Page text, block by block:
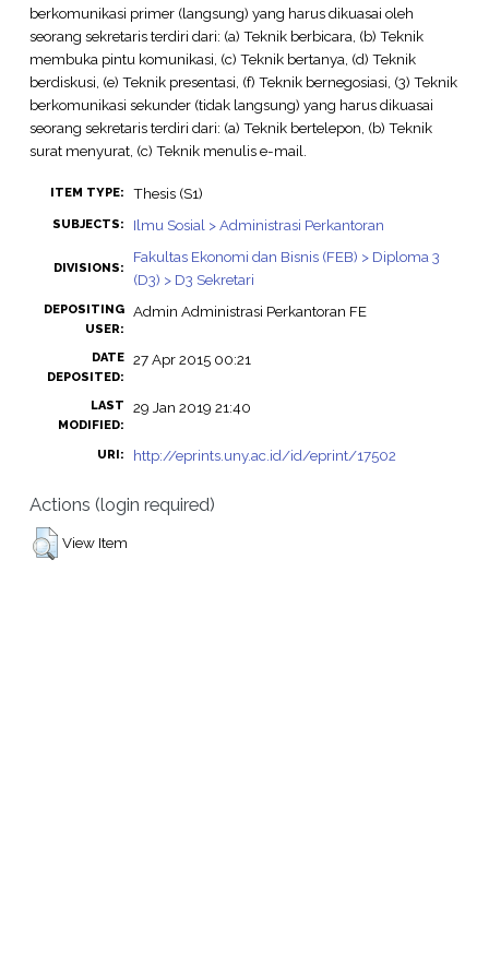
berkomunikasi primer (langsung) yang harus dikuasai oleh
seorang sekretaris terdiri dari: (a) Teknik berbicara, (b) Teknik
membuka pintu komunikasi, (c) Teknik bertanya, (d) Teknik
berdiskusi, (e) Teknik presentasi, (f) Teknik bernegosiasi, (3) Teknik
berkomunikasi sekunder (tidak langsung) yang harus dikuasai
seorang sekretaris terdiri dari: (a) Teknik bertelepon, (b) Teknik
surat menyurat, (c) Teknik menulis e-mail.
ITEM TYPE: Thesis (S1)
SUBJECTS: Ilmu Sosial > Administrasi Perkantoran
DIVISIONS:
Fakultas Ekonomi dan Bisnis (FEB) > Diploma 3
(D3) > D3 Sekretari
DEPOSITING
USER:
Admin Administrasi Perkantoran FE
DATE
DEPOSITED:
27 Apr 2015 00:21
LAST
MODIFIED:
29 Jan 2019 21:40
URI: http://eprints.uny.ac.id/id/eprint/17502
Actions (login required)
View Item